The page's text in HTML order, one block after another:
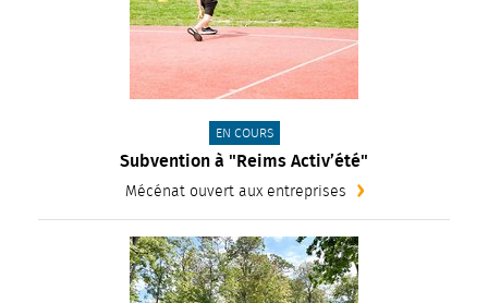
Subvention à "Reims Activ’été"
Mécénat ouvert aux entreprises
CATÉGORIE(S) :
EN COURS